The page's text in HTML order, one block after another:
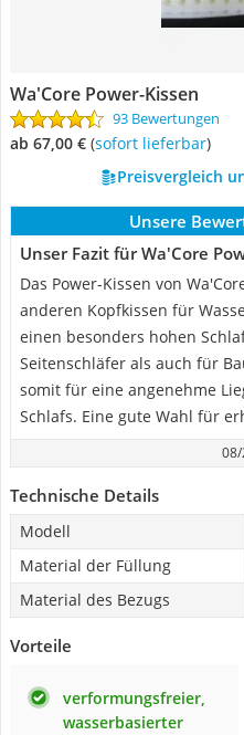
Wa'Core Power-Kissen
93 Bewertungen
ab 67,00 € ( Sofort lieferbar)
Preisvergleich
Unsere
Unser Fazit für Wa'Core
Das Power-Kissen von
anderen Kopfkissen für
einen besonders hohen
Seitenschläfer als auch für
somit für eine angenehme
Schlafs. Eine gute Wahl für
Technische Details
Modell
Material der Füllung
Material des Bezugs
Vorteile
verformungsfreier,
wasserbasierter